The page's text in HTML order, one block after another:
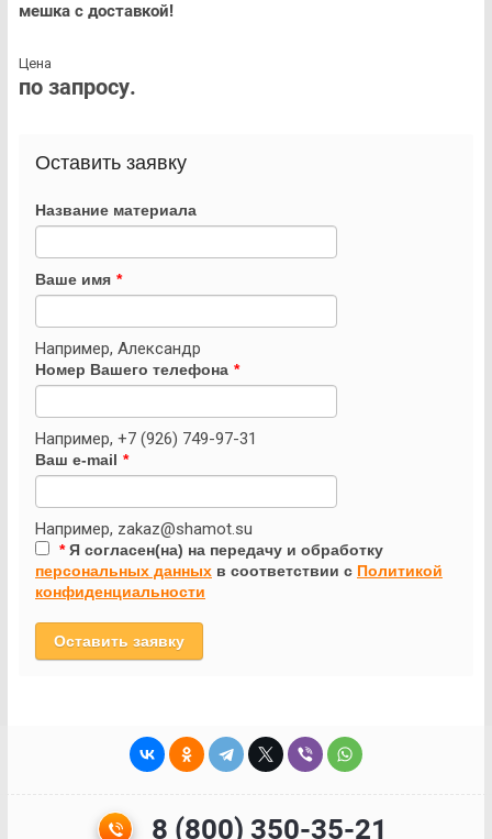
мешка с доставкой!
Цена
по запросу.
Оставить заявку
Название материала
Ваше имя *
Например, Александр
Номер Вашего телефона *
Например, +7 (926) 749-97-31
Ваш e-mail *
Например, zakaz@shamot.su
*Я согласен(на) на передачу и обработку
персональных данных в соответствии с Политикой
конфиденциальности
Оставить заявку
8 (800) 350-35-21